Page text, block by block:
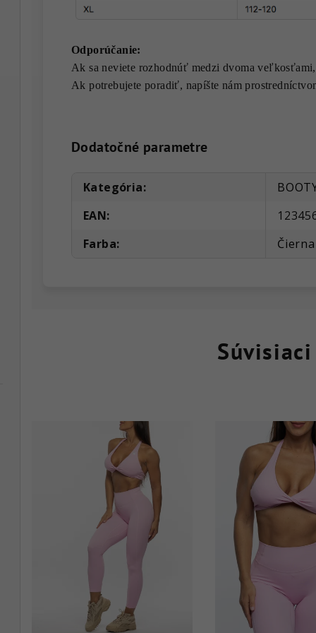
Odporúčanie:
Ak sa neviete rozhodnúť medzi dvoma
Ak potrebujete poradiť, napíšte nám
Dodatočné parametre
Kategória:
EAN:
Farba: Čierna